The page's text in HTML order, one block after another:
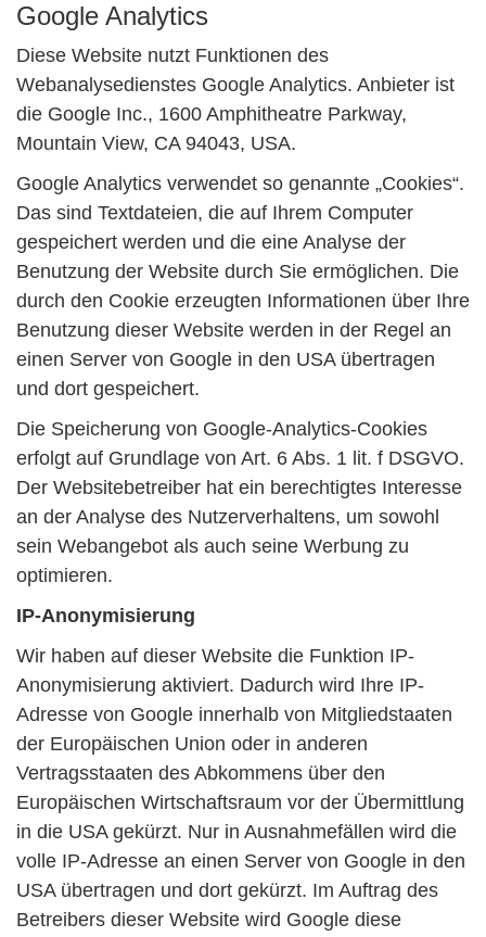
Google Analytics
Diese Website nutzt Funktionen des
Webanalysedienstes Google Analytics. Anbieter ist
die Google Inc., 1600 Amphitheatre Parkway,
Mountain View, CA 94043, USA.
Google Analytics verwendet so genannte „Cookies“.
Das sind Textdateien, die auf Ihrem Computer
gespeichert werden und die eine Analyse der
Benutzung der Website durch Sie ermöglichen. Die
durch den Cookie erzeugten Informationen über Ihre
Benutzung dieser Website werden in der Regel an
einen Server von Google in den USA übertragen
und dort gespeichert.
Die Speicherung von Google-Analytics-Cookies
erfolgt auf Grundlage von Art. 6 Abs. 1 lit. f DSGVO.
Der Websitebetreiber hat ein berechtigtes Interesse
an der Analyse des Nutzerverhaltens, um sowohl
sein Webangebot als auch seine Werbung zu
optimieren.
IP-Anonymisierung
Wir haben auf dieser Website die Funktion IP-
Anonymisierung aktiviert. Dadurch wird Ihre IP-
Adresse von Google innerhalb von Mitgliedstaaten
der Europäischen Union oder in anderen
Vertragsstaaten des Abkommens über den
Europäischen Wirtschaftsraum vor der Übermittlung
in die USA gekürzt. Nur in Ausnahmefällen wird die
volle IP-Adresse an einen Server von Google in den
USA übertragen und dort gekürzt. Im Auftrag des
Betreibers dieser Website wird Google diese